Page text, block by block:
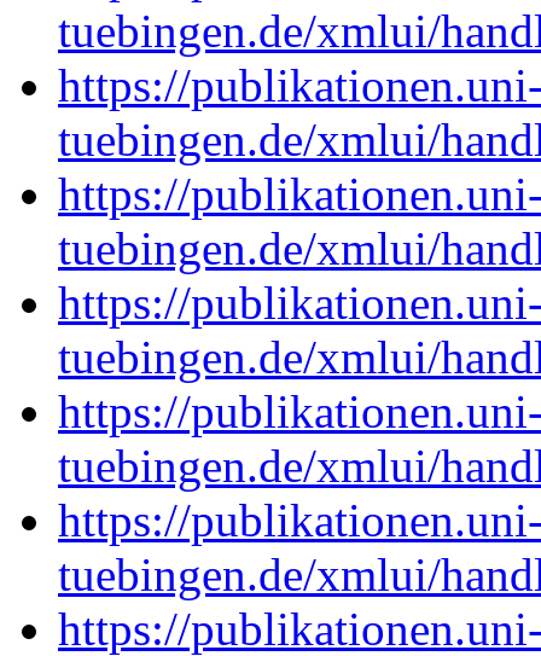
tuebingen.de/xmlui/
https://
tuebingen.de/xmlui/
https://
tuebingen.de/xmlui/
https://
tuebingen.de/xmlui/
https://
tuebingen.de/xmlui/
https://
tuebingen.de/xmlui/
https://